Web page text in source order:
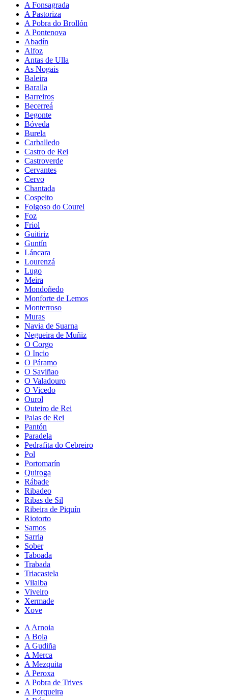
A Fonsagrada
A Pastoriza
A Pobra do Brollón
A Pontenova
Abadín
Alfoz
Antas de Ulla
As Nogais
Baleira
Baralla
Barreiros
Becerreá
Begonte
Bóveda
Burela
Carballedo
Castro de Rei
Castroverde
Cervantes
Cervo
Chantada
Cospeito
Folgoso do Courel
Foz
Friol
Guitiriz
Guntín
Láncara
Lourenzá
Lugo
Meira
Mondoñedo
Monforte de Lemos
Monterroso
Muras
Navia de Suarna
Negueira de Muñiz
O Corgo
O Incio
O Páramo
O Saviñao
O Valadouro
O Vicedo
Ourol
Outeiro de Rei
Palas de Rei
Pantón
Paradela
Pedrafita do Cebreiro
Pol
Portomarín
Quiroga
Rábade
Ribadeo
Ribas de Sil
Ribeira de Piquín
Riotorto
Samos
Sarria
Sober
Taboada
Trabada
Triacastela
Vilalba
Viveiro
Xermade
Xove
A Arnoia
A Bola
A Gudiña
A Merca
A Mezquita
A Peroxa
A Pobra de Trives
A Porqueira